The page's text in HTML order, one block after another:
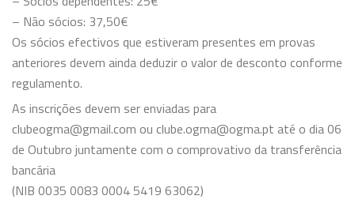
– Não sócios: 37,50€
Os sócios efectivos que estiveram presentes em provas
anteriores devem ainda deduzir o valor de desconto conforme
regulamento.
As inscrições devem ser enviadas para
clubeogma@gmail.com ou clube.ogma@ogma.pt até o dia 06
de Outubro juntamente com o comprovativo da transferência
bancária
(NIB 0035 0083 0004 5419 63062)